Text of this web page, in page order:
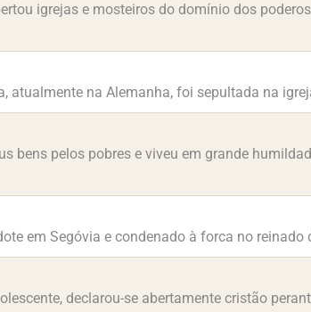
igrejas e mosteiros do domínio dos
atualmente na Alemanha, foi sepultada na
bens pelos pobres e viveu em grande
em Segóvia e condenado à forca no reinado
declarou-se abertamente cristão